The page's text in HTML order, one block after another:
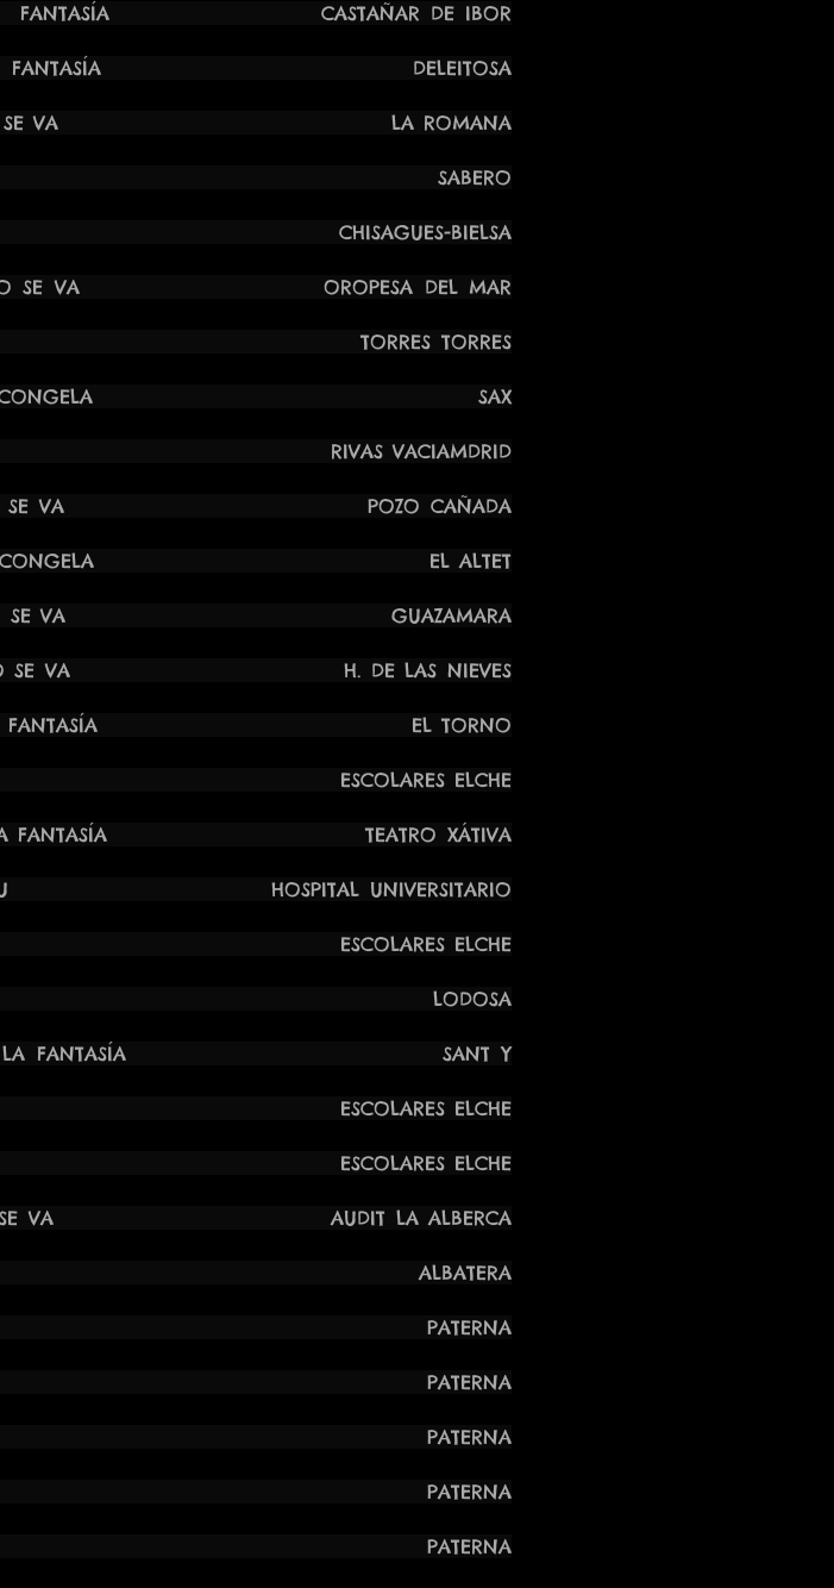
LA FANTASÍA CASTAÑAR DE IBOR
DE LA FANTASÍA DELEITOSA
PÚBLICO SE VA LA ROMANA
TARAROS SABERO
CHISAGUES-BIELSA
SE VA OROPESA DEL MAR
TÚ TORRES TORRES
SE CONGELA SAX
RIVAS VACIAMDRID
SE VA POZO CAÑADA
SE CONGELA EL ALTET
SE VA GUAZAMARA
SE VA H. DE LAS NIEVES
DE LA FANTASÍA EL TORNO
FEO ESCOLARES ELCHE
LA FANTASÍA TEATRO XÁTIVA
TU HOSPITAL UNIVERSITARIO
TU ESCOLARES ELCHE
CANTA TU LODOSA
DE LA FANTASÍA SANT Y
TU ESCOLARES ELCHE
FEO ESCOLARES ELCHE
SE VA AUDIT LA ALBERCA
ALBATERA
ROCK PATERNA
ROCK PATERNA
ROCK PATERNA
ROCK PATERNA
ROCK PATERNA